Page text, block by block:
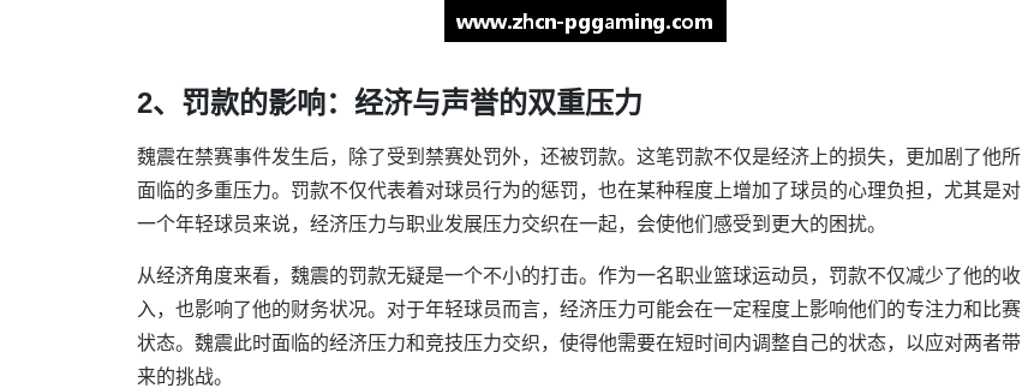
2、罚款的影响：经济与声誉的双重压力
魏震在禁赛事件发生后，除了受到禁赛处罚外，还被罚款。这笔罚款不仅是经济上的损失，更加剧了他所
面临的多重压力。罚款不仅代表着对球员行为的惩罚，也在某种程度上增加了球员的心理负担，尤其是对
一个年轻球员来说，经济压力与职业发展压力交织在一起，会使他们感受到更大的困扰。
从经济角度来看，魏震的罚款无疑是一个不小的打击。作为一名职业篮球运动员，罚款不仅减少了他的收
入，也影响了他的财务状况。对于年轻球员而言，经济压力可能会在一定程度上影响他们的专注力和比赛
状态。魏震此时面临的经济压力和竞技压力交织，使得他需要在短时间内调整自己的状态，以应对两者带
来的挑战。